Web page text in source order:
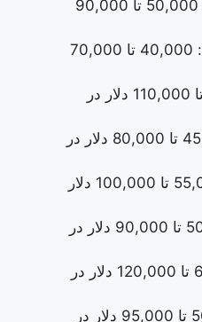
: 50,000 تا 90,000
: 40,000 تا 70,000
: 60,000 تا 110,000 دلار در
: 45,000 تا 80,000 دلار در
: 55,000 تا 100,000 دلار
: 50,000 تا 90,000 دلار در
: 60,000 تا 120,000 دلار در
: 50,000 تا 95,000 دلار در